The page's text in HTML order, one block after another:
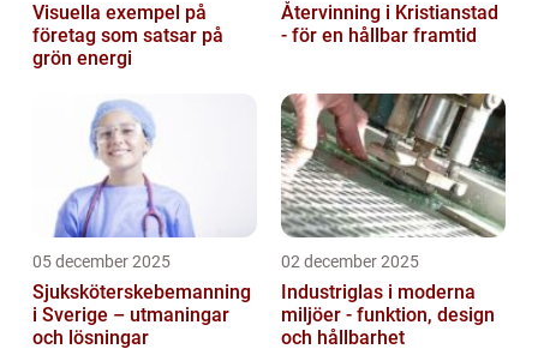
Visuella exempel på
företag som satsar på
grön energi
Återvinning i Kristianstad
- för en hållbar framtid
05 december 2025
Sjuksköterskebemanning
i Sverige – utmaningar
och lösningar
02 december 2025
Industriglas i moderna
miljöer - funktion, design
och hållbarhet